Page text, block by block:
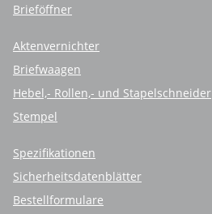
Brieföffner
Aktenvernichter
Briefwaagen
Hebel,- Rollen,- und Stapelschneider
Stempel
Spezifikationen
Sicherheitsdatenblätter
Bestellformulare